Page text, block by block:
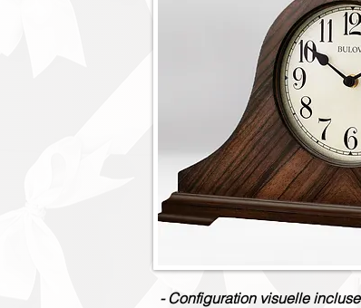
- Configuration visuelle incluse